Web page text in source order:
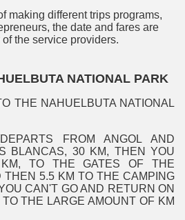
making different trips programs,
the date and fares are
the service providers.
NATIONAL PARK
THE NAHUELBUTA NATIONAL
FROM ANGOL AND
BLANCAS, 30 KM, THEN YOU
TO THE GATES OF THE
THEN 5.5 KM TO THE CAMPING
CAN'T GO AND RETURN ON
THE LARGE AMOUNT OF KM